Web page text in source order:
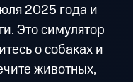
2025 года и
Это симулятор
о собаках и
животных,